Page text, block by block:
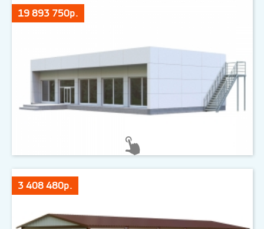
19 893 750р.
3 408 480р.